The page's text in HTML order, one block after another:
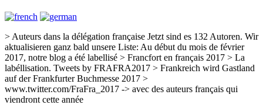
> Auteurs dans la délégation française Jetzt sind es 132 Autoren. Wir
aktualisieren ganz bald unsere Liste: Au début du mois de février
2017, notre blog a été labellisé > Francfort en français 2017 > La
labéllisation. Tweets by FRAFRA2017 > Frankreich wird Gastland
auf der Frankfurter Buchmesse 2017 >
www.twitter.com/FraFra_2017 -> avec des auteurs français qui
viendront cette année